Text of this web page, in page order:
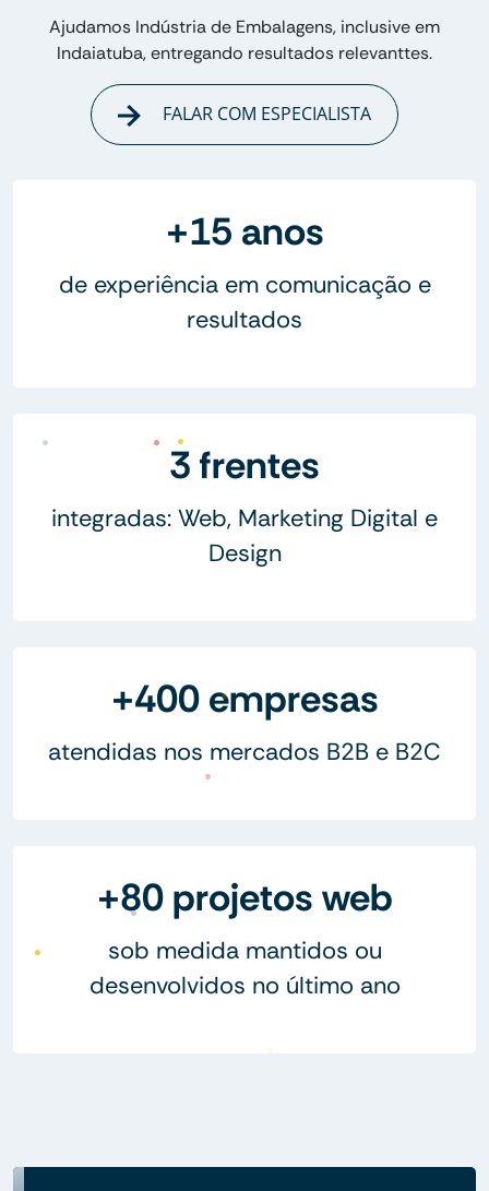
Ajudamos Indústria de Embalagens, inclusive em
Indaiatuba, entregando resultados relevanttes.
FALAR COM ESPECIALISTA
+15 anos
de experiência em comunicação e
resultados
3 frentes
integradas: Web, Marketing Digital e
Design
+400 empresas
atendidas nos mercados B2B e B2C
+80 projetos web
sob medida mantidos ou
desenvolvidos no último ano